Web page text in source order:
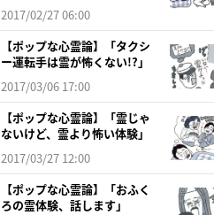
2017/02/27 06:00
【ポップな心霊論】「タクシ
ー運転手は霊が怖くない!?」
2017/03/06 17:00
【ポップな心霊論】「霊じゃ
ないけど、霊より怖い体験」
2017/03/27 12:00
【ポップな心霊論】「おふく
ろの霊体験、話します」